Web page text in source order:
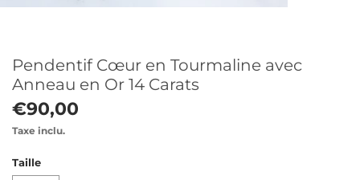
Pendentif Cœur en Tourmaline avec
Anneau en Or 14 Carats
€90,00
Taxe inclu.
Taille